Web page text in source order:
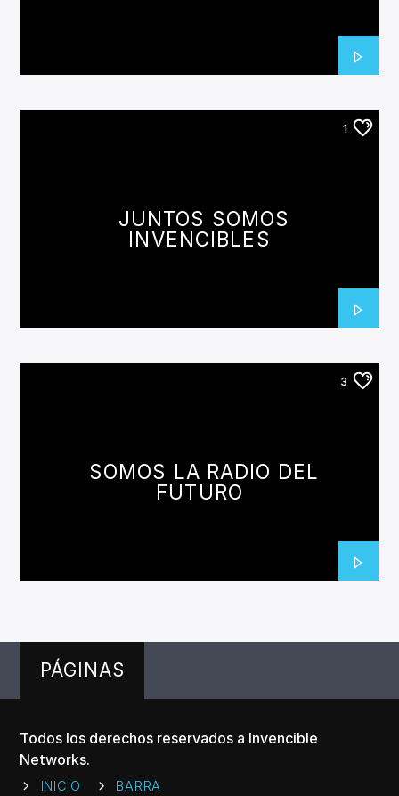
1
JUNTOS SOMOS
INVENCIBLES
3
SOMOS LA RADIO DEL
FUTURO
PÁGINAS
Todos los derechos reservados a Invencible
Networks.
INICIO BARRA